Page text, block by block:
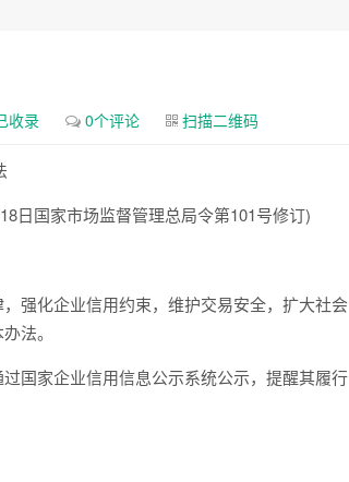
收录 0个评论 扫描二维码
日国家市场监督管理总局令第101号修订)
强化企业信用约束，维护交易安全，扩大社会
法。
国家企业信用信息公示系统公示，提醒其履行